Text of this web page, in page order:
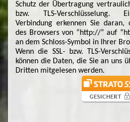
Schutz der Übertragung
bzw. TLS-Verschlüsselung.
Verbindung erkennen Sie daran,
des Browsers von “http://” auf
an dem Schloss-Symbol in Ihrer
Wenn die SSL- bzw. TLS-
können die Daten, die Sie an uns
Dritten mitgelesen werden.